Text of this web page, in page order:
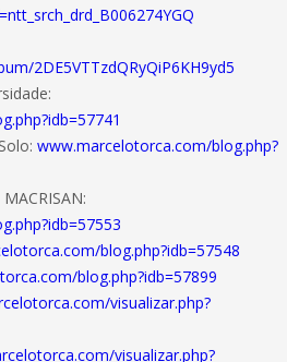
2DE5VTTzdQRyQiP6KH9yd5
www.marcelotorca.com/blog.php?
blog.php?idb=57548
blog.php?idb=57899
visualizar.php?
visualizar.php?